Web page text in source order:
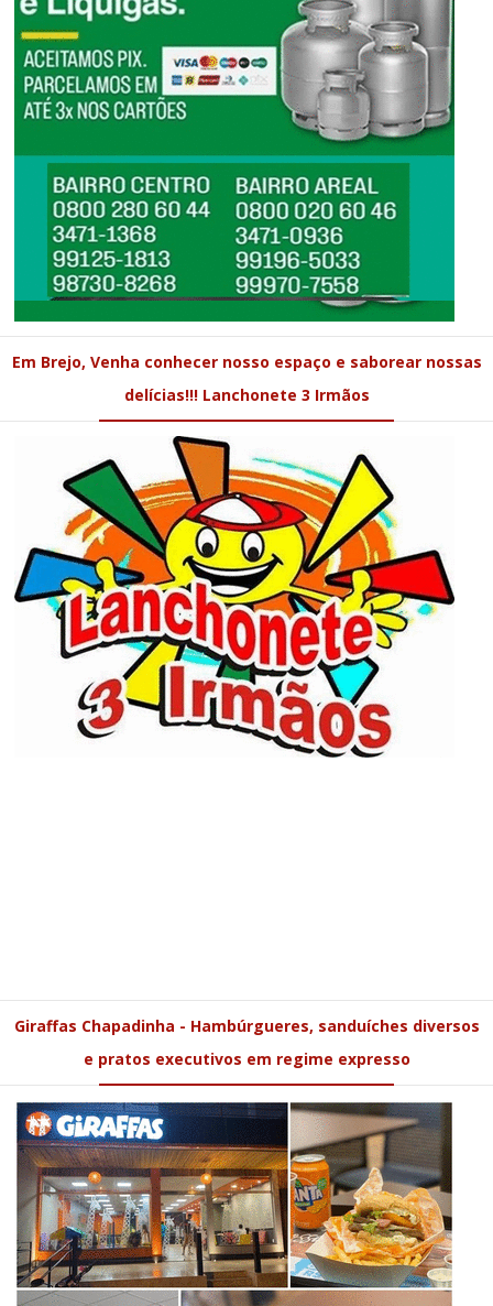
Em Brejo, Venha conhecer nosso espaço e saborear nossas
delícias!!! Lanchonete 3 Irmãos
Giraffas Chapadinha - Hambúrgueres, sanduíches diversos
e pratos executivos em regime expresso